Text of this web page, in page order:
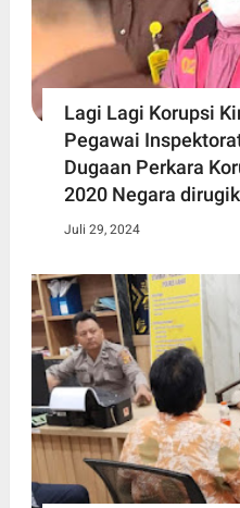
Lagi Lagi Korupsi
Pegawai
Dugaan Perkara
2020 Negara
Juli 29, 2024